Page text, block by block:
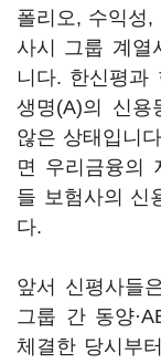
폴리오, 수익성
사시 그룹 계열
니다. 한신평과
생명(A)의 신용
않은 상태입니
면 우리금융의
들 보험사의 신
다.
앞서 신평사들
그룹 간 동양
체결한 당시부